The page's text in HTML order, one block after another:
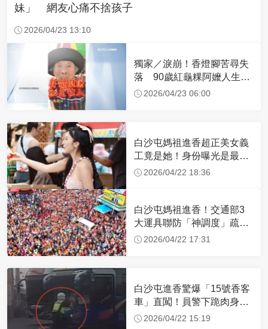
妹」 網友心痛不捨孩子
2026/04/23 13:10
獨家／淚崩！香燈腳苦尋失
落 90歲紅龜粿阿嬤人生謝
幕2026/04/23 06:00
白沙屯媽祖進香超正美女義
工竟是她！身份曝光是最美
禮生 一輩子不結婚
2026/04/22 18:36
白沙屯媽祖進香！交通部3
大運具聯防「神調度」疏運
32.1萬創新高
2026/04/22 17:31
白沙屯進香驚爆「15號香客
車」直闖！員警下跪肉身擋
車：讓行人先過
2026/04/22 15:19